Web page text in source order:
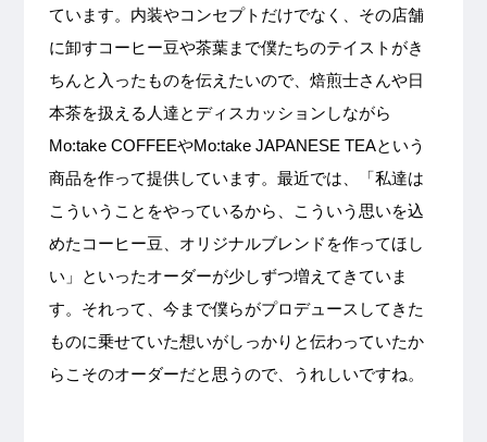
ています。内装やコンセプトだけでなく、その店舗
に卸すコーヒー豆や茶葉まで僕たちのテイストがき
ちんと入ったものを伝えたいので、焙煎士さんや日
本茶を扱える人達とディスカッションしながら
Mo:take COFFEEやMo:take JAPANESE TEAという
商品を作って提供しています。最近では、「私達は
こういうことをやっているから、こういう思いを込
めたコーヒー豆、オリジナルブレンドを作ってほし
い」といったオーダーが少しずつ増えてきていま
す。それって、今まで僕らがプロデュースしてきた
ものに乗せていた想いがしっかりと伝わっていたか
らこそのオーダーだと思うので、うれしいですね。